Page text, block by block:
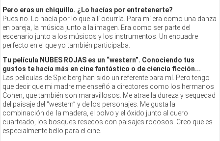
Pero eras un chiquillo. ¿Lo hacías por entretenerte?
Pues no. Lo hacía por lo que allí ocurría. Para mí era como una danza
en pareja, la música junto a la imagen. Era como ser parte del
escenario junto a los músicos y los instrumentos. Un encuadre
perfecto en el que yo también participaba.
Tu película NUBES ROJAS es un “western”. Conociendo tus
gustos te hacía más en cine fantástico o de ciencia ficción...
Las películas de Spielberg han sido un referente para mí. Pero tengo
que decir que mi madre me enseñó a directores como los hermanos
Cohen, que también son maravillosos. Me atrae la dureza y sequedad
del paisaje del “western” y de los personajes. Me gusta la
combinación de la madera, el polvo y el óxido junto al cuero
cuarteado, los bosques resecos con paisajes rocosos. Creo que es
especialmente bello para el cine.